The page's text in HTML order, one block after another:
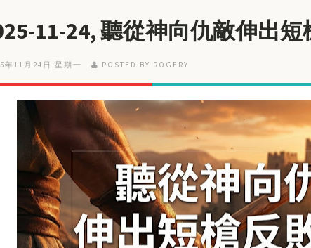
11-24, 聽從神向仇敵伸出
年11月24日 星期一 POSTED BY ROGERY